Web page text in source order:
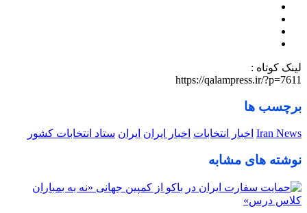
لینک کوتاه :
https://qalampress.ir/?p=7611
برچسب ها
Iran News اخبار انتخابات اخبار ایران ایران ستاد انتخابات کشور
نوشته های مشابه